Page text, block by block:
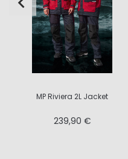
MP Riviera 2L Jacket
239,90 €